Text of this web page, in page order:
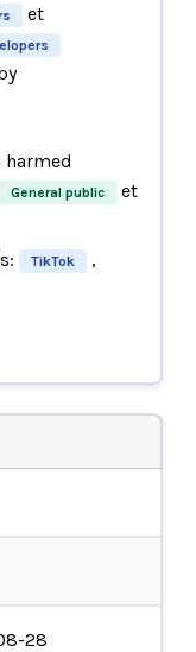
et
harmed
General public et
TikTok ,
28